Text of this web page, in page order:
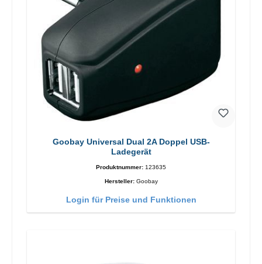
Goobay Universal Dual 2A Doppel USB-
Ladegerät
Produktnummer: 123635
Hersteller: Goobay
Login für Preise und Funktionen